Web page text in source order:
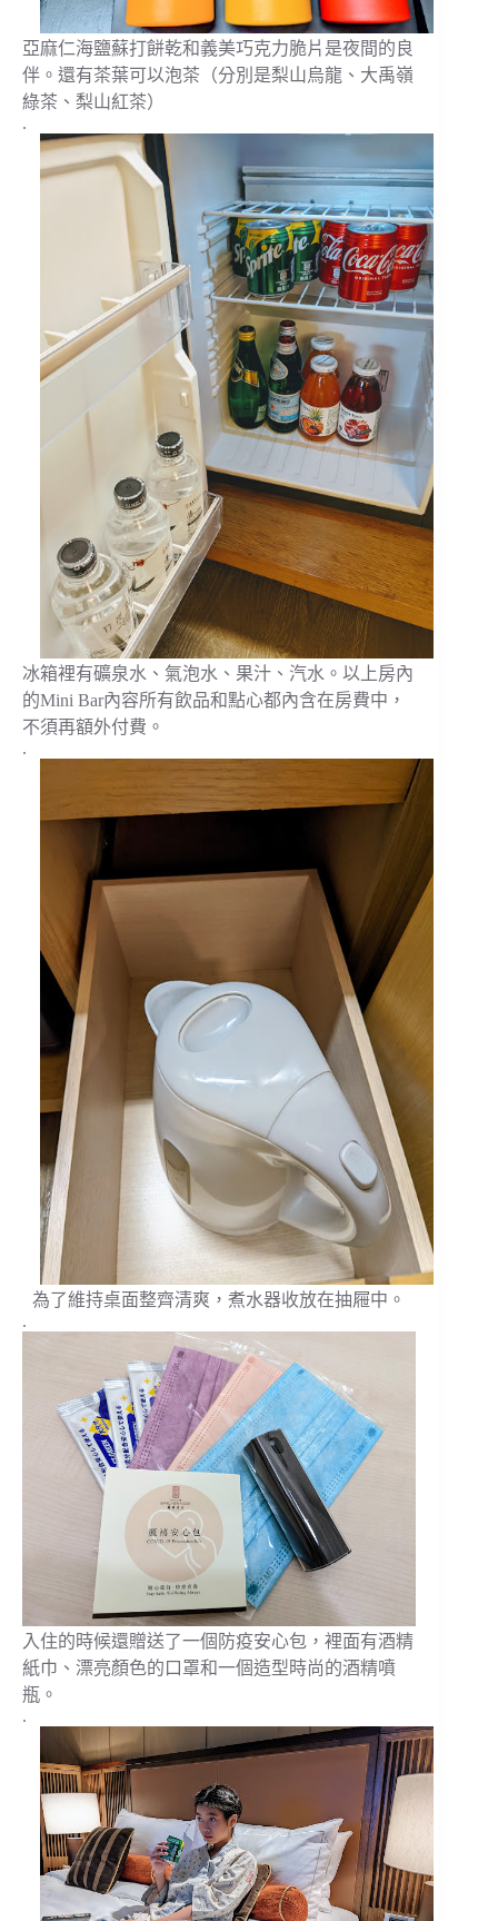
亞麻仁海鹽蘇打餅乾和義美巧克力脆片是夜間的良
伴。還有茶葉可以泡茶（分別是梨山烏龍、大禹嶺
綠茶、梨山紅茶）
.
冰箱裡有礦泉水、氣泡水、果汁、汽水。以上房內
的Mini Bar內容所有飲品和點心都內含在房費中，
不須再額外付費。
.
為了維持桌面整齊清爽，煮水器收放在抽屜中。
.
入住的時候還贈送了一個防疫安心包，裡面有酒精
紙巾、漂亮顏色的口罩和一個造型時尚的酒精噴
瓶。
.